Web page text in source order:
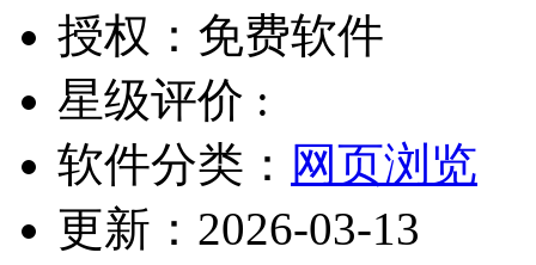
授权： 免费软件
星级评价 :
软件分类： 网页浏览
更新： 2026-03-13